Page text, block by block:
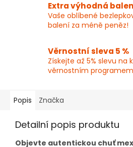
Extra výhodná
Vaše oblíbené
balení za méně peněz!
Věrnostní sleva 5 %
Získejte až 5% slevu na
věrnostním
Popis Značka
Detailní popis produktu
Objevte autentickou chuť